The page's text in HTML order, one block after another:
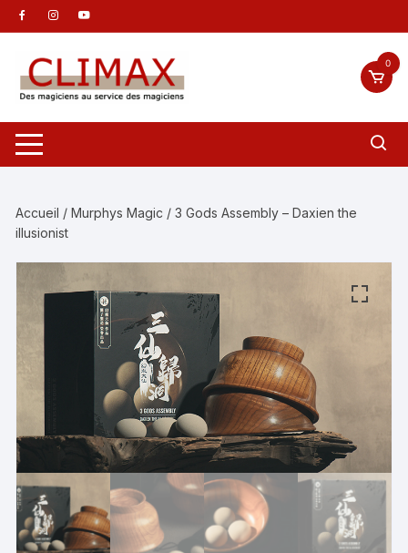
Aller
au
contenu
0
Accueil /Murphys Magic / 3 Gods Assembly – Daxien the
illusionist